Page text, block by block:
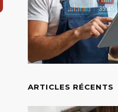
ARTICLES RÉCENTS